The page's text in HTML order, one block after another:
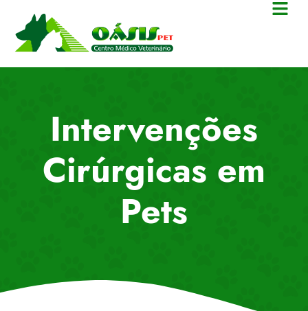
Intervenções
Cirúrgicas em
Pets